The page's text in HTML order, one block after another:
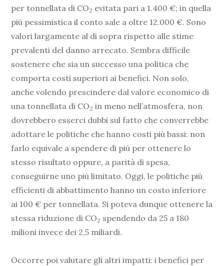
per tonnellata di CO2 evitata pari a 1.400 €; in quella
più pessimistica il conto sale a oltre 12.000 €. Sono
valori largamente al di sopra rispetto alle stime
prevalenti del danno arrecato. Sembra difficile
sostenere che sia un successo una politica che
comporta costi superiori ai benefici. Non solo,
anche volendo prescindere dal valore economico di
una tonnellata di CO2 in meno nell’atmosfera, non
dovrebbero esserci dubbi sul fatto che converrebbe
adottare le politiche che hanno costi più bassi: non
farlo equivale a spendere di più per ottenere lo
stesso risultato oppure, a parità di spesa,
conseguirne uno più limitato. Oggi, le politiche più
efficienti di abbattimento hanno un costo inferiore
ai 100 € per tonnellata. Si poteva dunque ottenere la
stessa riduzione di CO2 spendendo da 25 a 180
milioni invece dei 2,5 miliardi.
Occorre poi valutare gli altri impatti: i benefici per